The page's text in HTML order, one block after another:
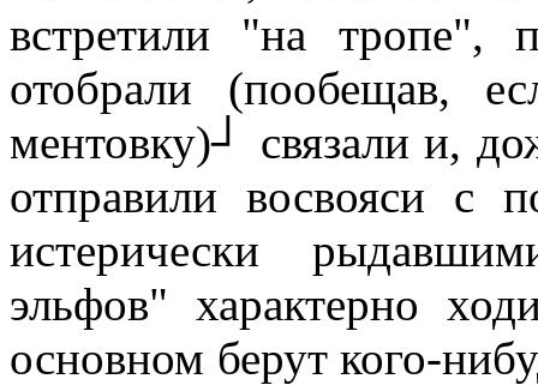
встретили "на тропе",
отобрали (пообещав,
ментовку)┘ связали и,
отправили восвояси с
истерически
эльфов" характерно
основном берут кого-